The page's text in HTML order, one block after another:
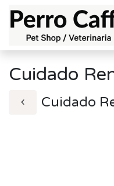
Cuidado
Cuidado